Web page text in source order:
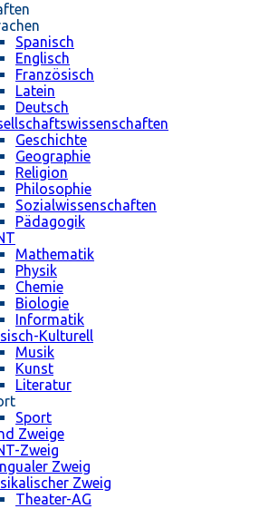
Spanisch
Englisch
Französisch
Latein
Deutsch
Geschichte
Geographie
Religion
Philosophie
Sozialwissenschaften
Pädagogik
Mathematik
Physik
Chemie
Biologie
Informatik
Kulturell
Musik
Kunst
Literatur
Sport
Zweige
Zweig
Zweig
Zweig
Theater-AG